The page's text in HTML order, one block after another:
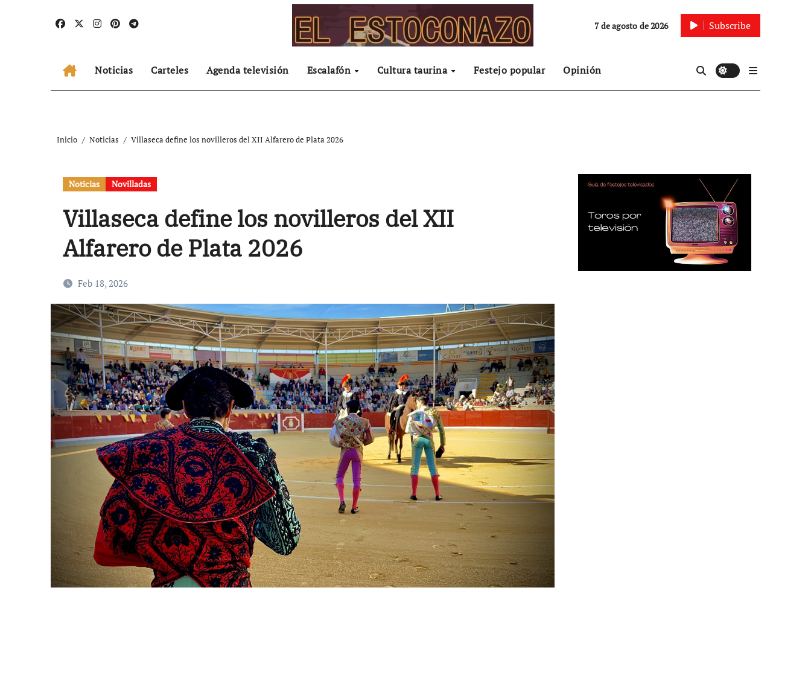
7 de agosto de 2026 Subscribe
Noticias Carteles Agenda televisión Escalafón Cultura taurina Festejo popular Opinión
Inicio Noticias Villaseca define los novilleros del XII Alfarero de Plata 2026
Noticias Novilladas
Villaseca define los novilleros del XII
Alfarero de Plata 2026
Feb 18, 2026